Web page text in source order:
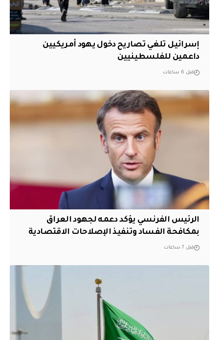
إسرائيل تلغي تصاريح دخول يهود أمريكيين
داعمين للفلسطينيين
قبل 6 ساعات
الرئيس الفرنسي يؤكد دعمه لجهود العراق
بمكافحة الفساد وتنفيذ الإصلاحات الاقتصادية
قبل 7 ساعات